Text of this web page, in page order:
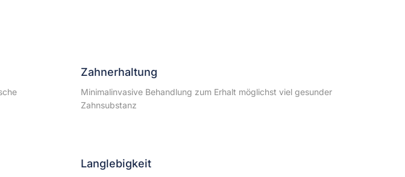
Zahnerhaltung
Minimalinvasive Behandlung zum Erhalt möglichst viel gesunder
Zahnsubstanz
Langlebigkeit